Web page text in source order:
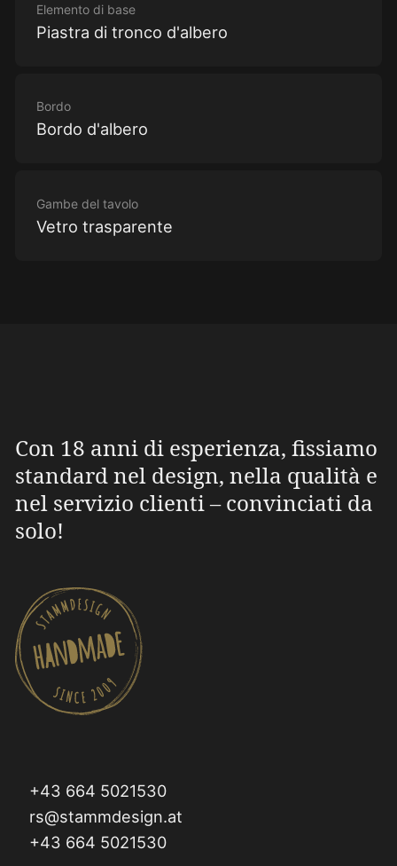
Elemento di base
Piastra di tronco d'albero
Bordo
Bordo d'albero
Gambe del tavolo
Vetro trasparente
Con 18 anni di esperienza, fissiamo
standard nel design, nella qualità e
nel servizio clienti – convinciati da
solo!
+43 664 5021530
rs@stammdesign.at
+43 664 5021530